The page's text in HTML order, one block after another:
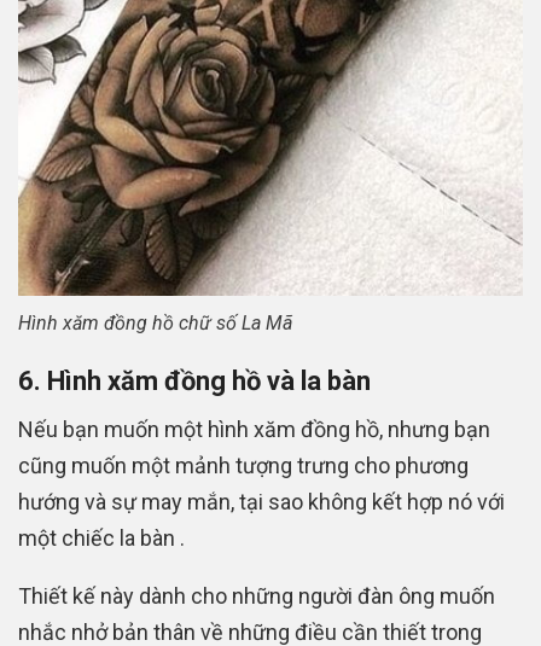
Hình xăm đồng hồ chữ số La Mã
6. Hình xăm đồng hồ và la bàn
Nếu bạn muốn một hình xăm đồng hồ, nhưng bạn
cũng muốn một mảnh tượng trưng cho phương
hướng và sự may mắn, tại sao không kết hợp nó với
một chiếc la bàn .
Thiết kế này dành cho những người đàn ông muốn
nhắc nhở bản thân về những điều cần thiết trong